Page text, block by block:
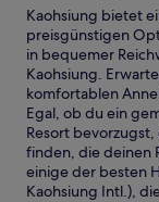
Kaohsiung bietet
preisgünstigen
in bequemer
Kaohsiung.
komfortablen
Egal, ob du ein
Resort
finden, die deinen
einige der besten
Kaohsiung Intl.),